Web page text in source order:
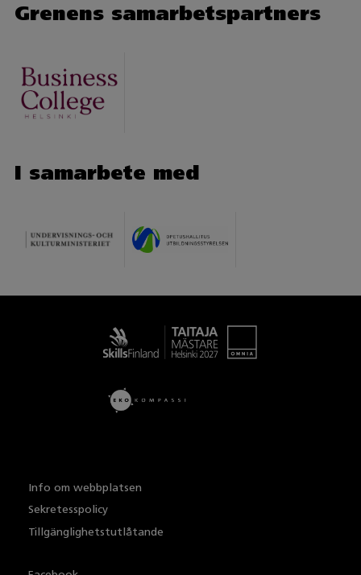
Grenens samarbetspartners
I samarbete med
Info om webbplatsen
Sekretesspolicy
Tillgänglighetstutlåtande